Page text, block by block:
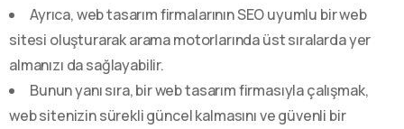
Ayrıca, web tasarım firmalarının SEO uyumlu bir web
sitesi oluşturarak arama motorlarında üst sıralarda yer
almanızı da sağlayabilir.
Bunun yanı sıra, bir web tasarım firmasıyla çalışmak,
web sitenizin sürekli güncel kalmasını ve güvenli bir